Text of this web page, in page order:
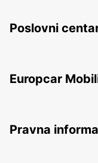
Poslovni
Europcar
Pravna